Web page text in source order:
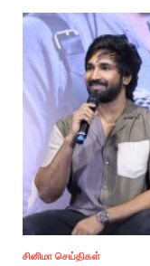
சினிமா செய்திகள்